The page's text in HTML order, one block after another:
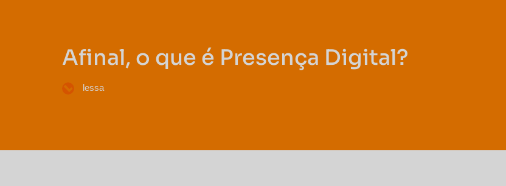
Afinal, o que é Presença Digital?
lessa